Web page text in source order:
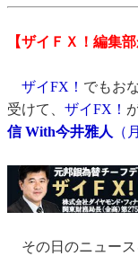
【ザイＦＸ！編集
ザイFX！ でもお
受けて、 ザイFX！
信 With今井雅人
（
その日のニュース